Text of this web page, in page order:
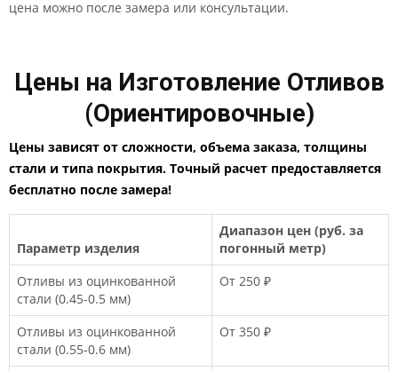
цена можно после замера или консультации.
Цены на Изготовление Отливов
(Ориентировочные)
Цены зависят от сложности, объема заказа, толщины
стали и типа покрытия. Точный расчет предоставляется
бесплатно после замера!
Параметр изделия
Диапазон цен (руб. за
погонный метр)
Отливы из оцинкованной
стали (0.45-0.5 мм)
От 250 ₽
Отливы из оцинкованной
стали (0.55-0.6 мм)
От 350 ₽